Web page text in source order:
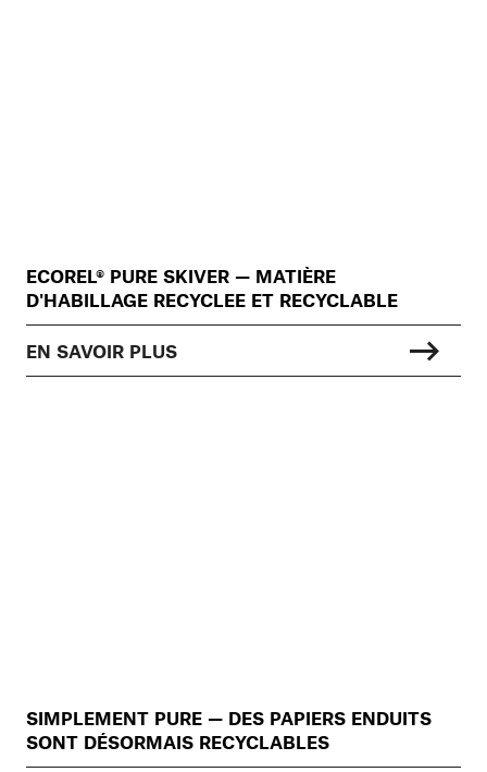
ECOREL® PURE SKIVER — MATIÈRE
D'HABILLAGE RECYCLEE ET RECYCLABLE
EN SAVOIR PLUS
SIMPLEMENT PURE — DES PAPIERS ENDUITS
SONT DÉSORMAIS RECYCLABLES